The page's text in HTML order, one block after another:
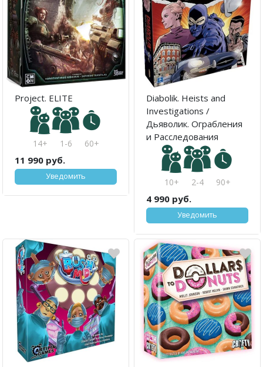
Project. ELITE
14+ 1-6 60+
11 990 руб.
Уведомить
Diabolik. Heists and
Investigations /
Дьяволик. Ограбления
и Расследования
10+ 2-4 90+
4 990 руб.
Уведомить